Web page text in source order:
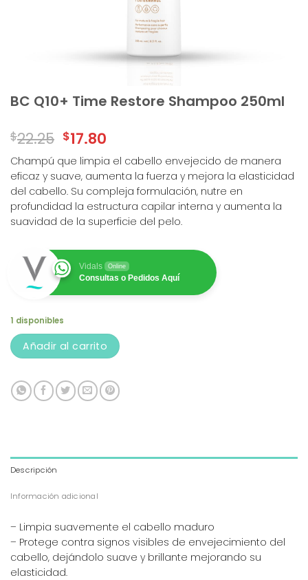
BC Q10+ Time Restore Shampoo 250ml
$22.25 $17.80
Champú que limpia el cabello envejecido de manera
eficaz y suave, aumenta la fuerza y mejora la elasticidad
del cabello. Su compleja formulación, nutre en
profundidad la estructura capilar interna y aumenta la
suavidad de la superficie del pelo.
Vidals Online
Consultas o Pedidos Aquí
1 disponibles
Añadir al carrito
Descripción
Información adicional
– Limpia suavemente el cabello maduro
– Protege contra signos visibles de envejecimiento del
cabello, dejándolo suave y brillante mejorando su
elasticidad.